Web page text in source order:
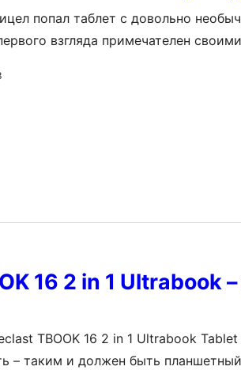
попал таблет с довольно
взгляда примечателен
эту сумму можем получить.
16 2 in 1 Ultrabook
TBOOK 16 2 in 1 Ultrabook
– таким и должен быть